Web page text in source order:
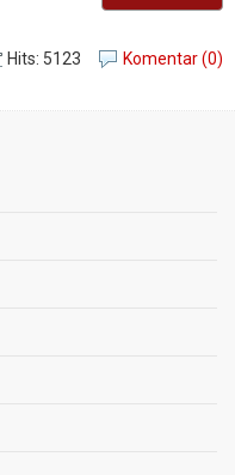
Komentar (0)
Hits: 5123